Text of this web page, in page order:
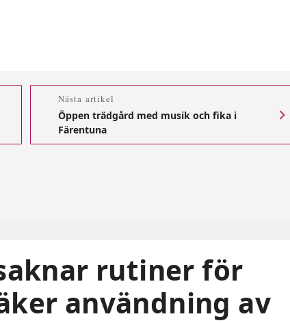
Nästa artikel
Öppen trädgård med musik och fika i
Färentuna
rutiner för
användning av